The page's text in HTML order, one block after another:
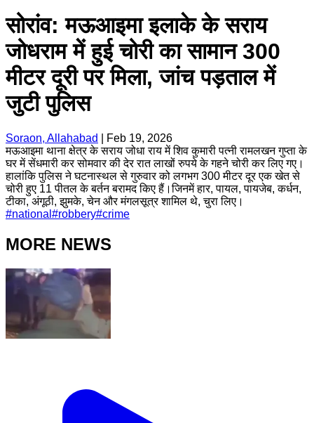
सोरांव: मऊआइमा इलाके के सराय
जोधराम में हुई चोरी का सामान 300
मीटर दूरी पर मिला, जांच पड़ताल में
जुटी पुलिस
Soraon, Allahabad
Feb 19, 2026
मऊआइमा थाना क्षेत्र के सराय जोधा राय में शिव कुमारी पत्नी रामलखन गुप्ता के
घर में सेंधमारी कर सोमवार की देर रात लाखों रुपये के गहने चोरी कर लिए गए।
हालांकि पुलिस ने घटनास्थल से गुरुवार को लगभग 300 मीटर दूर एक खेत से
चोरी हुए 11 पीतल के बर्तन बरामद किए हैं।जिनमें हार, पायल, पायजेब, कर्धन,
टीका, अंगूठी, झुमके, चेन और मंगलसूत्र शामिल थे, चुरा लिए।
#national #robbery#crime
MORE NEWS